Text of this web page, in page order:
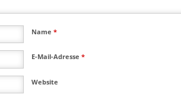
Name *
E-Mail-Adresse *
Website